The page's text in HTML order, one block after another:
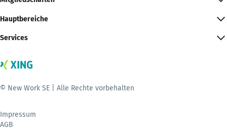
Hauptbereiche
Services
© New Work SE | Alle Rechte vorbehalten
Impressum
AGB